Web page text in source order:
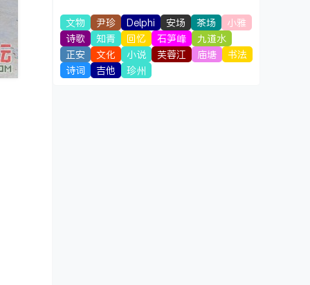
文物 尹珍 Delphi 安场 茶场
小雅
诗歌
知青 回忆 石笋峰
九道水
正安
文化 小说 芙蓉江 庙塘
书法
诗词
吉他 珍州